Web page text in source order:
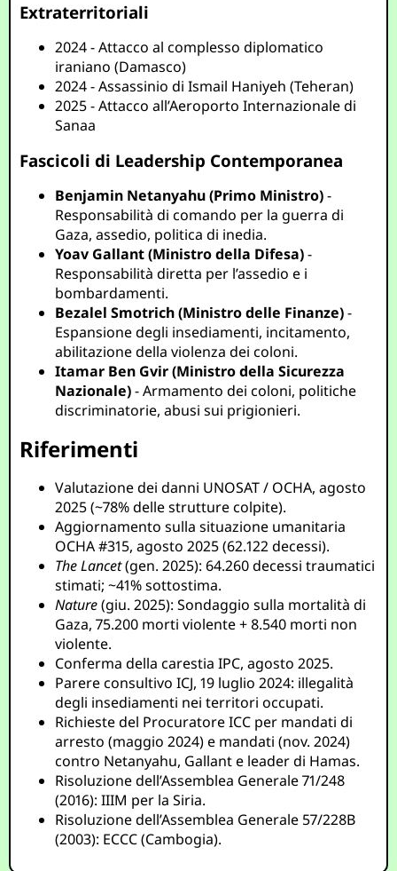
Extraterritoriali
2024 - Attacco al complesso diplomatico
iraniano (Damasco)
2024 - Assassinio di Ismail Haniyeh (Teheran)
2025 - Attacco all’Aeroporto Internazionale di
Sanaa
Fascicoli di Leadership Contemporanea
Benjamin Netanyahu (Primo Ministro)-
Responsabilità di comando per la guerra di
Gaza, assedio, politica di inedia.
Yoav Gallant (Ministro della Difesa)-
Responsabilità diretta per l’assedio e i
bombardamenti.
Bezalel Smotrich (Ministro delle Finanze)-
Espansione degli insediamenti, incitamento,
abilitazione della violenza dei coloni.
Itamar Ben Gvir (Ministro della Sicurezza
Nazionale)- Armamento dei coloni, politiche
discriminatorie, abusi sui prigionieri.
Riferimenti
Valutazione dei danni UNOSAT / OCHA, agosto
2025 (~78% delle strutture colpite).
Aggiornamento sulla situazione umanitaria
OCHA #315, agosto 2025 (62.122 decessi).
The Lancet(gen. 2025): 64.260 decessi traumatici
stimati; ~41% sottostima.
Nature(giu. 2025): Sondaggio sulla mortalità di
Gaza, 75.200 morti violente + 8.540 morti non
violente.
Conferma della carestia IPC, agosto 2025.
Parere consultivo ICJ, 19 luglio 2024: illegalità
degli insediamenti nei territori occupati.
Richieste del Procuratore ICC per mandati di
arresto (maggio 2024) e mandati (nov. 2024)
contro Netanyahu, Gallant e leader di Hamas.
Risoluzione dell’Assemblea Generale 71/248
(2016): IIIM per la Siria.
Risoluzione dell’Assemblea Generale 57/228B
(2003): ECCC (Cambogia).